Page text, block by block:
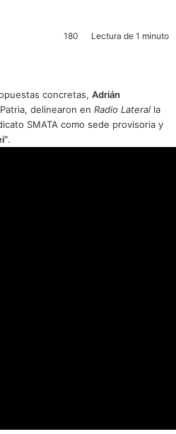
180 Lectura de 1 minuto
concretas, Adrián
delinearon en Radio Lateral la
SMATA como sede provisoria y
.